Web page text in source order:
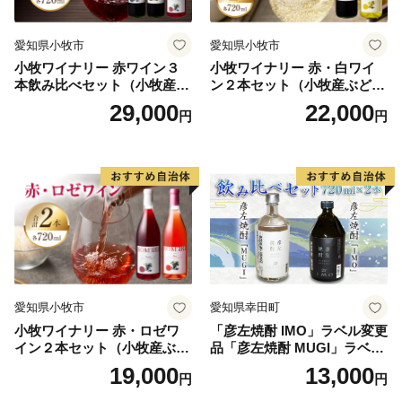
愛知県小牧市
小牧ワイナリー 赤ワイン３
本飲み比べセット（小牧産ぶ
どう100％使用）29,000円
愛知県小牧市
小牧ワイナリー 赤・白ワイ
ン２本セット（小牧産ぶどう
22,000円
愛知県小牧市
小牧ワイナリー 赤・ロゼワ
イン２本セット（小牧産ぶど
19,000円
愛知県幸田町
「彦左焼酎 IMO」ラベル変更
品「彦左焼酎 MUGI」ラベル
変更品 飲み比べ セット 合計
2本 720ml×各1本 25度 焼酎
13,000円